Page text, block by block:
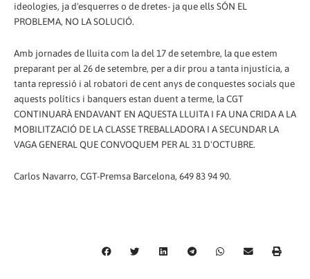
ideologies, ja d'esquerres o de dretes- ja que ells SÓN EL
PROBLEMA, NO LA SOLUCIÓ.
Amb jornades de lluita com la del 17 de setembre, la que estem
preparant per al 26 de setembre, per a dir prou a tanta injustícia, a
tanta repressió i al robatori de cent anys de conquestes socials que
aquests polítics i banquers estan duent a terme, la CGT
CONTINUARÀ ENDAVANT EN AQUESTA LLUITA I FA UNA CRIDA A LA
MOBILITZACIÓ DE LA CLASSE TREBALLADORA I A SECUNDAR LA
VAGA GENERAL QUE CONVOQUEM PER AL 31 D'OCTUBRE.
Carlos Navarro, CGT-Premsa Barcelona, 649 83 94 90.